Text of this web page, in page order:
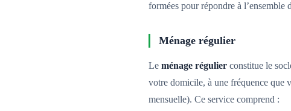
formées pour répondre à l’ensemble
Ménage régulier
Le ménage régulier constitue le
votre domicile, à une fréquence que
mensuelle). Ce service comprend :